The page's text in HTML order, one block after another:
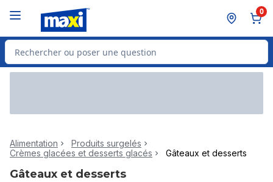
0
Rechercher des produits
Alimentation
Produits surgelés
Crèmes glacées et desserts glacés
Gâteaux et desserts
Gâteaux et desserts